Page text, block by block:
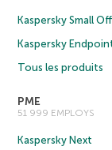
Kaspersky Small
Kaspersky
Tous les produits
PME
51 999 EMPLOYS
Kaspersky Next